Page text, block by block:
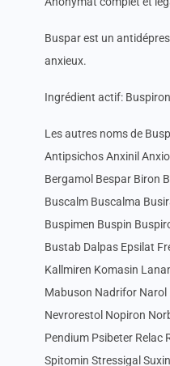
Buspar est un
anxieux.
Ingrédient actif:
Les autres noms de
Antipsichos Anxinil
Bergamol Bespar Biron
Buscalm Buscalma
Buspimen Buspin
Bustab Dalpas Epsilat
Kallmiren Komasin
Mabuson Nadrifor
Nevrorestol Nopiron
Pendium Psibeter Relac
Spitomin Stressigal